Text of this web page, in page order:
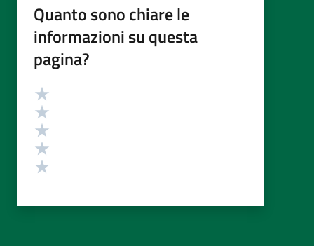
Quanto sono chiare le
informazioni su questa
pagina?
Valutazione